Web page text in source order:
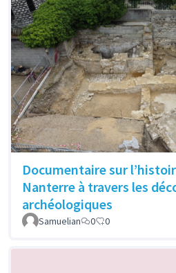
Documentaire sur
Nanterre à travers les
archéologiques
Samuelian 0 0